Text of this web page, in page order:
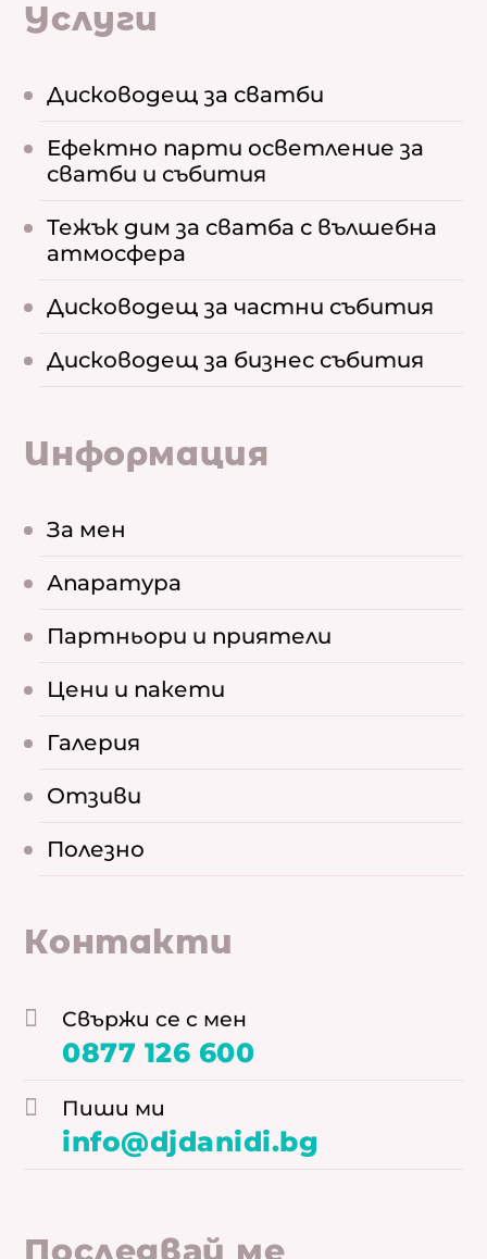
Услуги
Дисководещ за сватби
Ефектно парти осветление за
сватби и събития
Тежък дим за сватба с вълшебна
атмосфера
Дисководещ за частни събития
Дисководещ за бизнес събития
Информация
За мен
Апаратура
Партньори и приятели
Цени и пакети
Галерия
Отзиви
Полезно
Контакти
Свържи се с мен
0877 126 600
Пиши ми
info@djdanidi.bg